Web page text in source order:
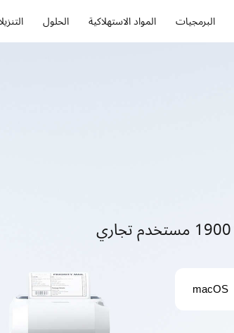
البرمجيات المواد الاستهلاكية الحلول
macOS